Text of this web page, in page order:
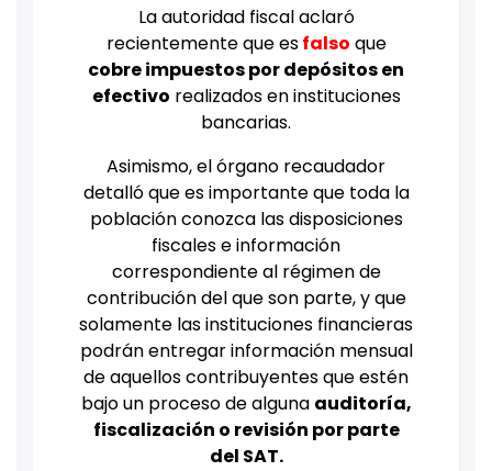
La autoridad fiscal aclaró
recientemente que esfalso que
cobre impuestos por depósitos en
efectivo realizados en instituciones
bancarias.
Asimismo, el órgano recaudador
detalló que es importante que toda la
población conozca las disposiciones
fiscales e información
correspondiente al régimen de
contribución del que son parte, y que
solamente las instituciones financieras
podrán entregar información mensual
de aquellos contribuyentes que estén
bajo un proceso de alguna auditoría,
fiscalización o revisión por parte
del SAT.